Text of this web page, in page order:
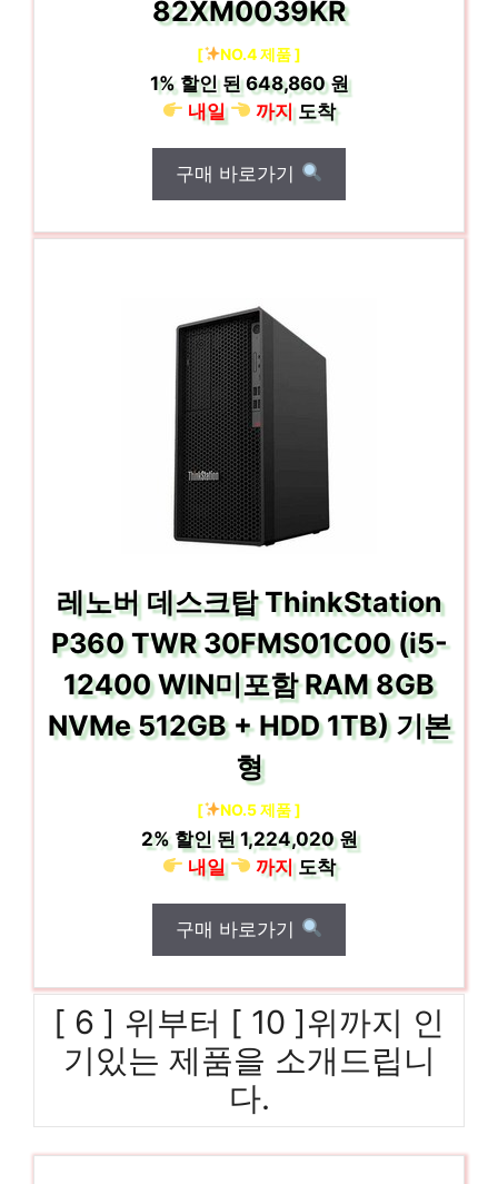
82XM0039KR
[ NO.4 제품 ]
1%할인 된648,860 원
내일
까지도착
구매 바로가기
레노버 데스크탑 ThinkStation
P360 TWR 30FMS01C00 (i5-
12400 WIN미포함 RAM 8GB
NVMe 512GB + HDD 1TB) 기본
형
[ NO.5 제품 ]
2%할인 된1,224,020 원
내일
까지도착
구매 바로가기
[ 6 ] 위부터 [ 10 ]위까지 인
기있는 제품을 소개드립니
다.